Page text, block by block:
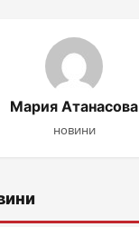
Мария Атанасова
новини